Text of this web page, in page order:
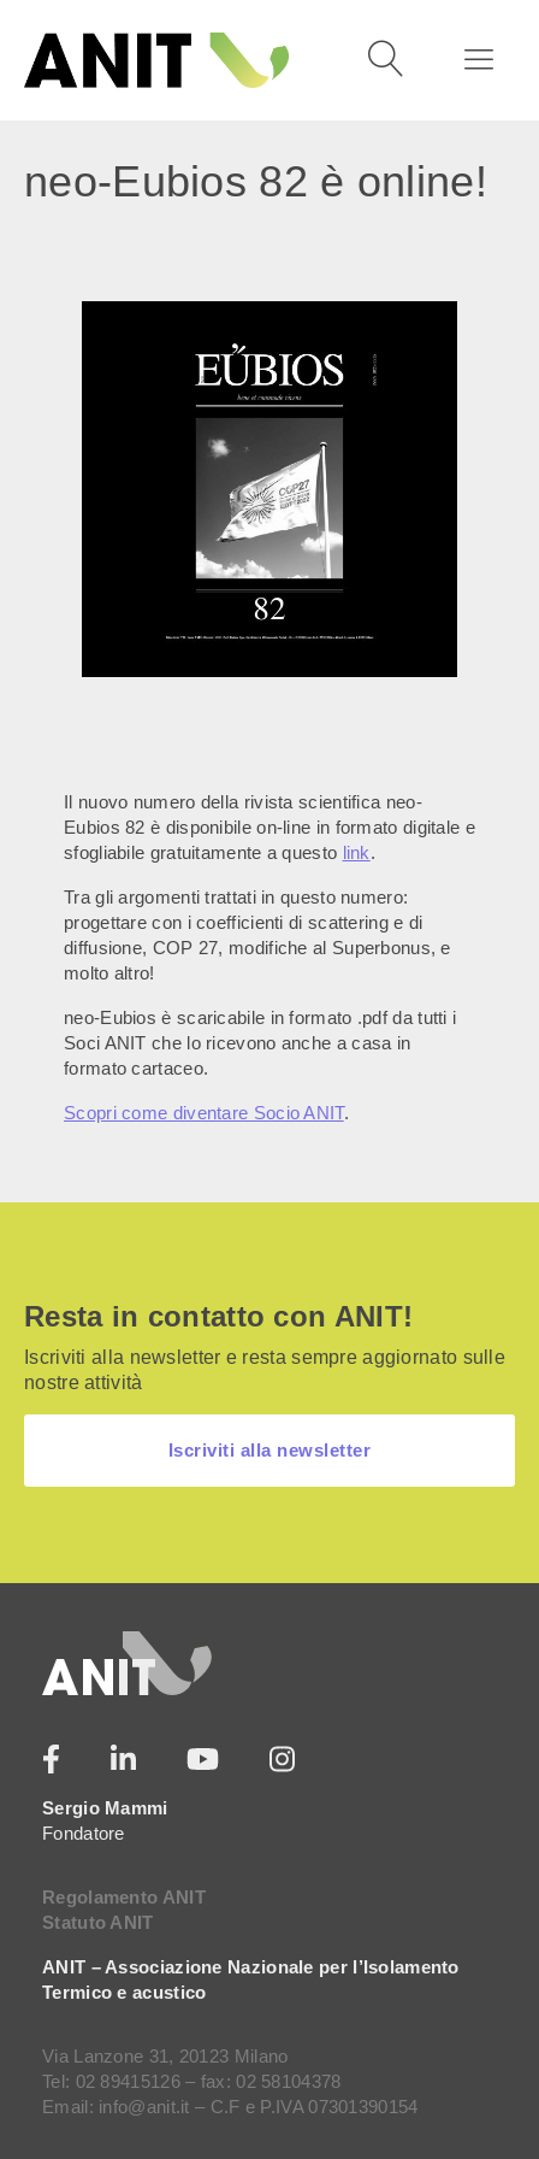
neo-Eubios 82 è online!
Il nuovo numero della rivista scientifica neo-
Eubios 82 è disponibile on-line in formato digitale e
sfogliabile gratuitamente a questo link.
Tra gli argomenti trattati in questo numero:
progettare con i coefficienti di scattering e di
diffusione, COP 27, modifiche al Superbonus, e
molto altro!
neo-Eubios è scaricabile in formato .pdf da tutti i
Soci ANIT che lo ricevono anche a casa in
formato cartaceo.
Scopri come diventare Socio ANIT.
Resta in contatto con ANIT!
Iscriviti alla newsletter e resta sempre aggiornato sulle
nostre attività
Iscriviti alla newsletter
Sergio Mammi
Fondatore
Regolamento ANIT
Statuto ANIT
ANIT – Associazione Nazionale per l’Isolamento
Termico e acustico
Via Lanzone 31, 20123 Milano
Tel: 02 89415126 – fax: 02 58104378
Email: info@anit.it – C.F e P.IVA 07301390154